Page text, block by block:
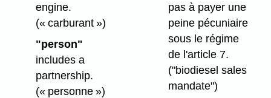
engine.
(« carburant »)
"person"
includes a
partnership.
(« personne »)
pas à payer une
peine pécuniaire
sous le régime
de l'article 7.
("biodiesel sales
mandate")